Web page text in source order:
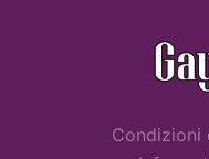
Condizioni